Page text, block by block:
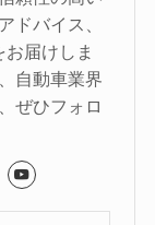
ドバイス、
届けしま
自動車業界
ぜひフォロ